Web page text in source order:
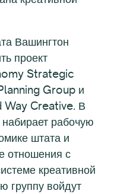
Вашингтон
проект
Strategic
Group и
Way Creative. В
рабочую
штата и
отношения с
креативной
группу войдут